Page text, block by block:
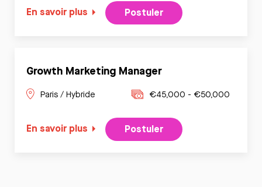
En savoir plus Postuler
Growth Marketing Manager
Paris / Hybride €45,000 - €50,000
En savoir plus Postuler